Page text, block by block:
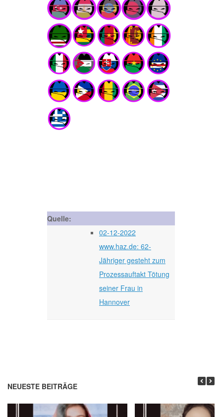
Quelle:
02-12-2022
www.haz.de: 62-
Jähriger gesteht zum
Prozessauftakt Tötung
seiner Frau in
Hannover
NEUESTE BEITRÄGE